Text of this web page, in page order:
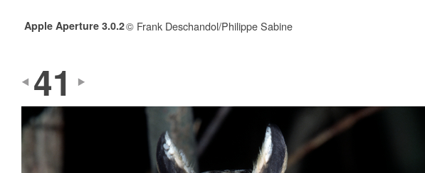
Apple Aperture 3.0.2© Frank Deschandol/Philippe Sabine
41